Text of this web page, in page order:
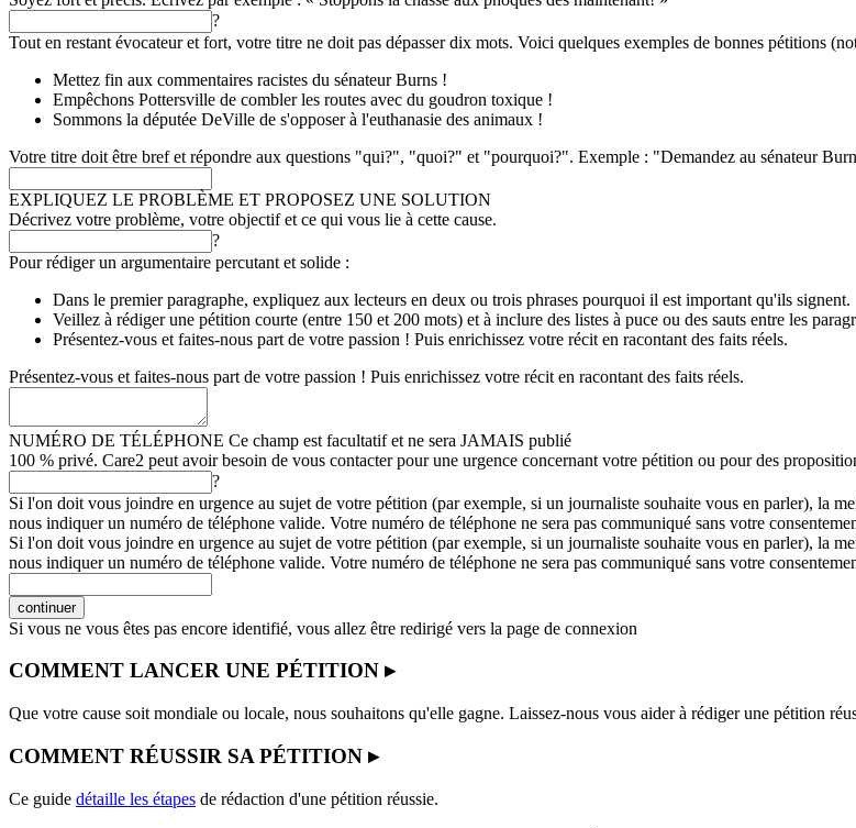
?
Tout en restant évocateur et fort, votre titre ne doit pas dépasser dix mots. Voici quelques exemples de bonnes pétitions
Mettez fin aux commentaires racistes du sénateur Burns !
Empêchons Pottersville de combler les routes avec du goudron toxique !
Sommons la députée DeVille de s'opposer à l'euthanasie des animaux !
Votre titre doit être bref et répondre aux questions "qui?", "quoi?" et "pourquoi?". Exemple : "Demandez au sénateur
EXPLIQUEZ LE PROBLÈME ET PROPOSEZ UNE SOLUTION
Décrivez votre problème, votre objectif et ce qui vous lie à cette cause.
?
Pour rédiger un argumentaire percutant et solide :
Dans le premier paragraphe, expliquez aux lecteurs en deux ou trois phrases pourquoi il est important qu'ils signent.
Veillez à rédiger une pétition courte (entre 150 et 200 mots) et à inclure des listes à puce ou des sauts entre les
Présentez-vous et faites-nous part de votre passion ! Puis enrichissez votre récit en racontant des faits réels.
Présentez-vous et faites-nous part de votre passion ! Puis enrichissez votre récit en racontant des faits réels.
NUMÉRO DE TÉLÉPHONE Ce champ est facultatif et ne sera JAMAIS publié
100 % privé. Care2 peut avoir besoin de vous contacter pour une urgence concernant votre pétition ou pour des
?
Si l'on doit vous joindre en urgence au sujet de votre pétition (par exemple, si un journaliste souhaite vous en parler), la
nous indiquer un numéro de téléphone valide. Votre numéro de téléphone ne sera pas communiqué sans votre
Si l'on doit vous joindre en urgence au sujet de votre pétition (par exemple, si un journaliste souhaite vous en parler), la
nous indiquer un numéro de téléphone valide. Votre numéro de téléphone ne sera pas communiqué sans votre
continuer
Si vous ne vous êtes pas encore identifié, vous allez être redirigé vers la page de connexion
COMMENT LANCER UNE PÉTITION ▸
Que votre cause soit mondiale ou locale, nous souhaitons qu'elle gagne. Laissez-nous vous aider à rédiger une pétition
COMMENT RÉUSSIR SA PÉTITION ▸
Ce guide détaille les étapes de rédaction d'une pétition réussie.